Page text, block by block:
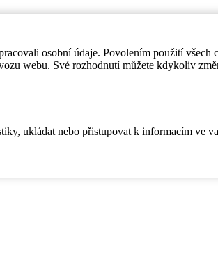
osobní údaje. Povolením použití všech
webu. Své rozhodnutí můžete kdykoliv
ukládat nebo přistupovat k informacím ve